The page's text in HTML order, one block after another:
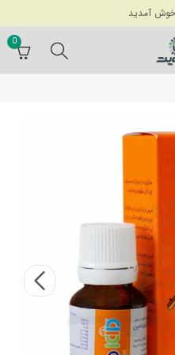
خوش آمدید
0